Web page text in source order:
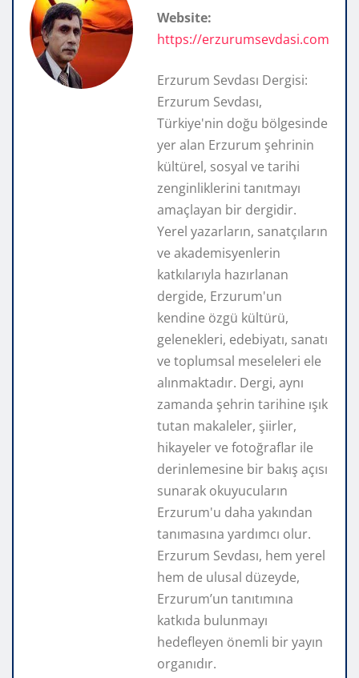
Website:
https://erzurumsevdasi.com
Erzurum Sevdası Dergisi:
Erzurum Sevdası,
Türkiye'nin doğu bölgesinde
yer alan Erzurum şehrinin
kültürel, sosyal ve tarihi
zenginliklerini tanıtmayı
amaçlayan bir dergidir.
Yerel yazarların, sanatçıların
ve akademisyenlerin
katkılarıyla hazırlanan
dergide, Erzurum'un
kendine özgü kültürü,
gelenekleri, edebiyatı, sanatı
ve toplumsal meseleleri ele
alınmaktadır. Dergi, aynı
zamanda şehrin tarihine ışık
tutan makaleler, şiirler,
hikayeler ve fotoğraflar ile
derinlemesine bir bakış açısı
sunarak okuyucuların
Erzurum'u daha yakından
tanımasına yardımcı olur.
Erzurum Sevdası, hem yerel
hem de ulusal düzeyde,
Erzurum’un tanıtımına
katkıda bulunmayı
hedefleyen önemli bir yayın
organıdır.